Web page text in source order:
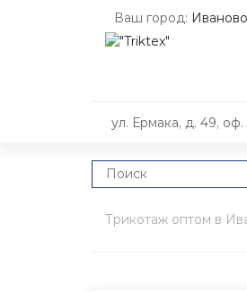
Ваш город: Иваново
ул. Ермака, д. 49, оф.
Трикотаж оптом в